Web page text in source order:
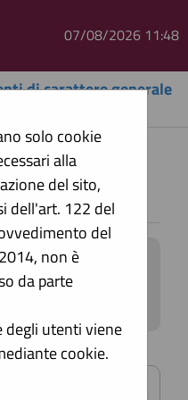
07/08/2026 11:48
di carattere generale
solo cookie
alla
del sito,
dell'art. 122 del
del
non è
da parte
degli utenti viene
cookie.
e atti
sezione è possibile
e documenti di
a tutte le
esempio la
di procedure
di vita dei